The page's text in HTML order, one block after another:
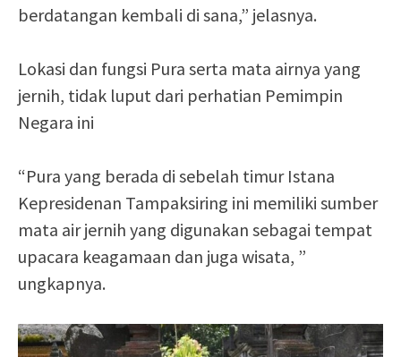
berdatangan kembali di sana,” jelasnya.
Lokasi dan fungsi Pura serta mata airnya yang
jernih, tidak luput dari perhatian Pemimpin
Negara ini
“Pura yang berada di sebelah timur Istana
Kepresidenan Tampaksiring ini memiliki sumber
mata air jernih yang digunakan sebagai tempat
upacara keagamaan dan juga wisata, ”
ungkapnya.